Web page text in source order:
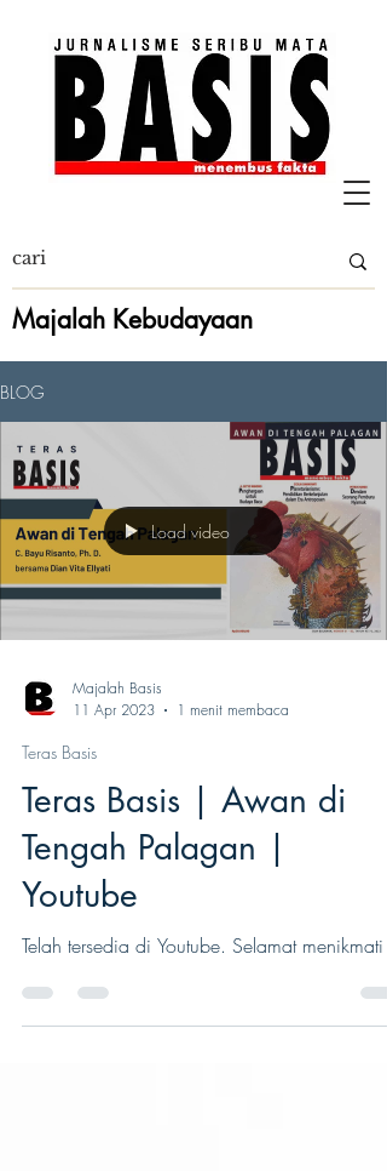
Majalah Kebudayaan
BLOG
Load video
Majalah Basis
11 Apr 2023
1 menit membaca
Teras Basis
Teras Basis | Awan di
Tengah Palagan |
Youtube
Telah tersedia di Youtube. Selamat menikmati